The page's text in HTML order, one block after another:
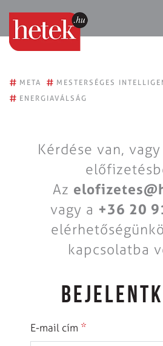
# META # MESTERSÉGES
# ENERGIAVÁLSÁG
Kérdése van,
Az
vagy a +36 20
kapcsolatba
E-mail cím *